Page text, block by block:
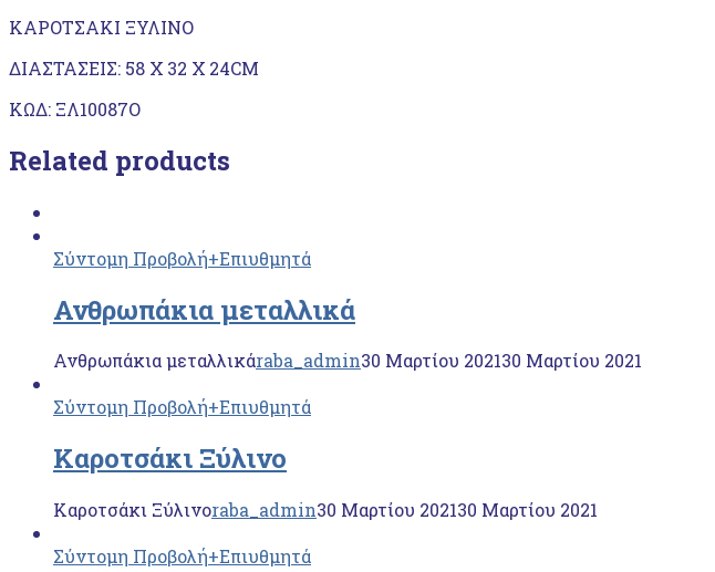
ΚΑΡΟΤΣΑΚΙ ΞΥΛΙΝΟ
ΔΙΑΣΤΑΣΕΙΣ: 58 Χ 32 Χ 24CM
KΩΔ: ΞΛ10087Ο
Related products
Σύντομη Προβολή+Επιυθμητά
Ανθρωπάκια μεταλλικά
Ανθρωπάκια μεταλλικάraba_admin30 Μαρτίου 202130 Μαρτίου 2021
Σύντομη Προβολή+Επιυθμητά
Καροτσάκι Ξύλινο
Καροτσάκι Ξύλινοraba_admin30 Μαρτίου 202130 Μαρτίου 2021
Σύντομη Προβολή+Επιυθμητά